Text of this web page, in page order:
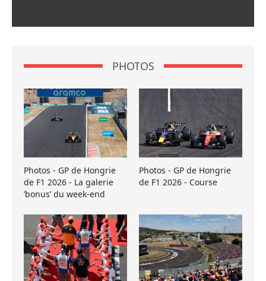
PHOTOS
Photos - GP de Hongrie
de F1 2026 - La galerie
’bonus’ du week-end
Photos - GP de Hongrie
de F1 2026 - Course